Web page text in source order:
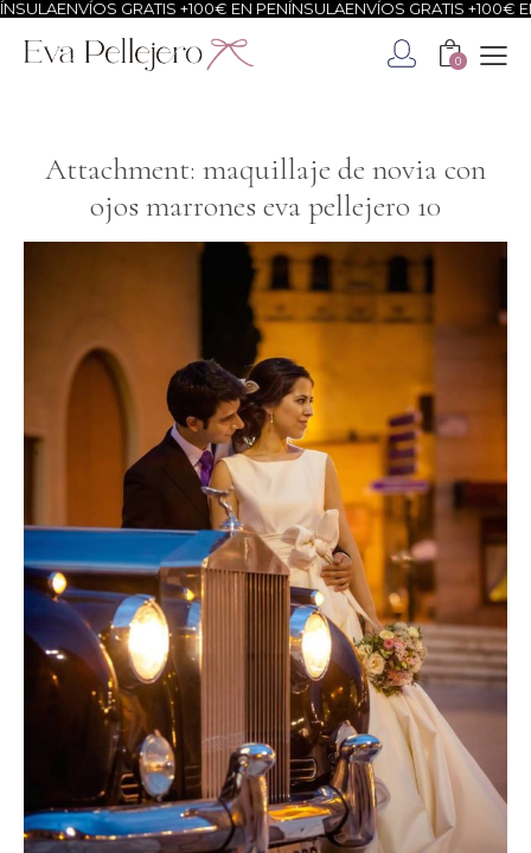
ENVÍOS GRATIS +100€ EN PENÍNSULAENVÍOS GRATIS +100€ EN
0
Attachment: maquillaje de novia con
ojos marrones eva pellejero 10